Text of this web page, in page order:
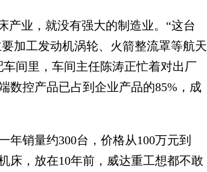
业，就没有强大的制造业。“这台
加工发动机涡轮、火箭整流罩等航天
间里，车间主任陈涛正忙着对出厂
数控产品已占到企业产品的85%，成
销量约300台，价格从100万元到
床，放在10年前，威达重工想都不敢